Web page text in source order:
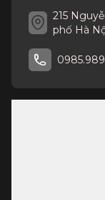
215
phố Hà